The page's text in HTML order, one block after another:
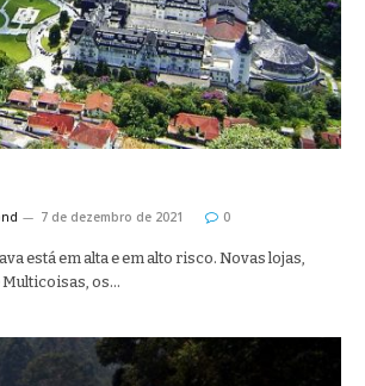
7 de dezembro de 2021 0
está em alta e em alto risco. Novas lojas,
Multicoisas, os…